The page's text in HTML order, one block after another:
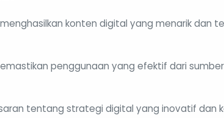
konten digital yang menarik dan
penggunaan yang efektif dari
tentang strategi digital yang inovatif dan